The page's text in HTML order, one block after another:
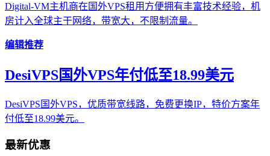
Digital-VM主机商在国外VPS租用方便拥有丰富技术经验，机
房计入全球主干网络，带宽大，不限制流量。
编辑推荐
DesiVPS国外VPS年付低至18.99美元
DesiVPS国外VPS，优质带宽线路，免费更换IP，特价方案年
付低至18.99美元。
最新优惠